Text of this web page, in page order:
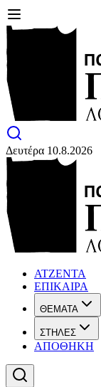
Δευτέρα 10.8.2026
ΑΤΖΕΝΤΑ
ΕΠΙΚΑΙΡΑ
ΘΕΜΑΤΑ
ΣΤΗΛΕΣ
ΑΠΟΘΗΚΗ